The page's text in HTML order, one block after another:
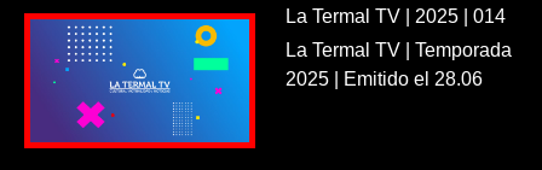
La Termal TV | 2025 | 014
La Termal TV | Temporada
2025 | Emitido el 28.06